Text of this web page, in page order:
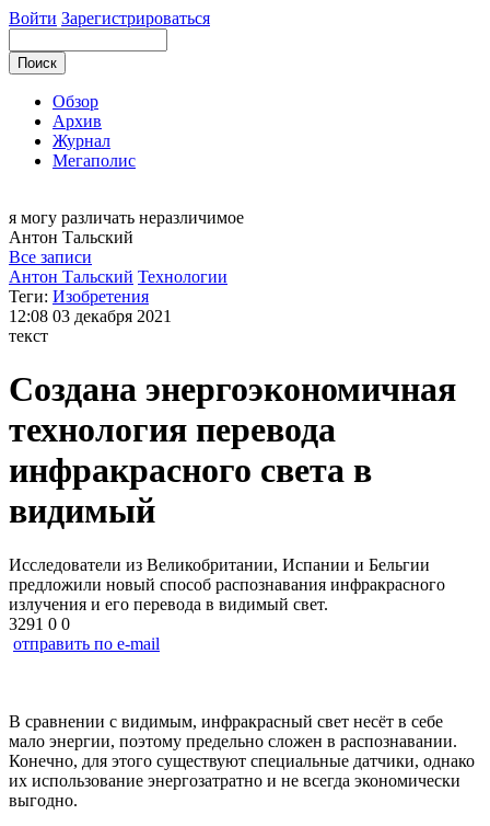
Войти Зарегистрироваться
Обзор
Архив
Журнал
Мегаполис
я могу различать неразличимое
Антон Тальский
Все записи
Антон Тальский Технологии
Теги: Изобретения
12:08 03 декабря 2021
текст
Создана энергоэкономичная
технология перевода
инфракрасного света в
видимый
Исследователи из Великобритании, Испании и Бельгии
предложили новый способ распознавания инфракрасного
излучения и его перевода в видимый свет.
3291 0 0
отправить по e-mail
В сравнении с видимым, инфракрасный свет несёт в себе
мало энергии, поэтому предельно сложен в распознавании.
Конечно, для этого существуют специальные датчики, однако
их использование энергозатратно и не всегда экономически
выгодно.